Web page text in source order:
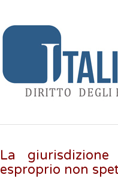
La
esproprio non